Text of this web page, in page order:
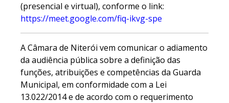
(presencial e virtual), conforme o link:
https://meet.google.com/fiq-ikvg-spe
A Câmara de Niterói vem comunicar o adiamento
da audiência pública sobre a definição das
funções, atribuições e competências da Guarda
Municipal, em conformidade com a Lei
13.022/2014 e de acordo com o requerimento